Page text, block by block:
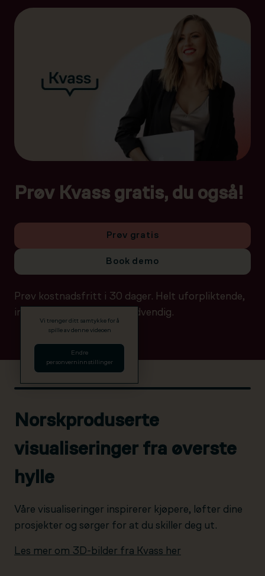
Prøv Kvass gratis, du også!
Prøv gratis
Book demo
Prøv kostnadsfritt i 30 dager. Helt uforpliktende,
ingen betalingsdetaljer nødvendig.
Vi trenger ditt samtykke for å
spille av denne videoen
Endre
personverninnstillinger
Norskproduserte
visualiseringer fra øverste
hylle
Våre visualiseringer inspirerer kjøpere, løfter dine
prosjekter og sørger for at du skiller deg ut.
Les mer om 3D-bilder fra Kvass her